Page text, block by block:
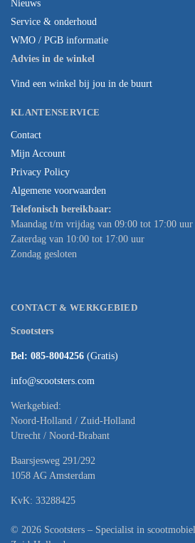
Nieuws
Service & onderhoud
WMO / PGB informatie
Advies in de winkel
Vind een winkel bij jou in de buurt
KLANTENSERVICE
Contact
Mijn Account
Privacy Policy
Algemene voorwaarden
Telefonisch bereikbaar:
Maandag t/m vrijdag van 09:00 tot 17:00 uur
Zaterdag van 10:00 tot 17:00 uur
Zondag gesloten
CONTACT & WERKGEBIED
Scootsters
Bel: 085-8004256 (Gratis)
info@scootsters.com
Werkgebied:
Noord-Holland / Zuid-Holland
Utrecht / Noord-Brabant
Baarsjesweg 291/292
1058 AG Amsterdam
KvK: 33288425
© 2026 Scootsters – Specialist in